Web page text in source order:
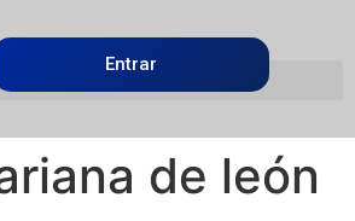
Entrar
de león